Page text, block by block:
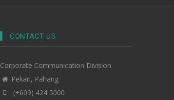
CONTACT US
Corporate Communication Division
Pekan, Pahang
(+609) 424 5000